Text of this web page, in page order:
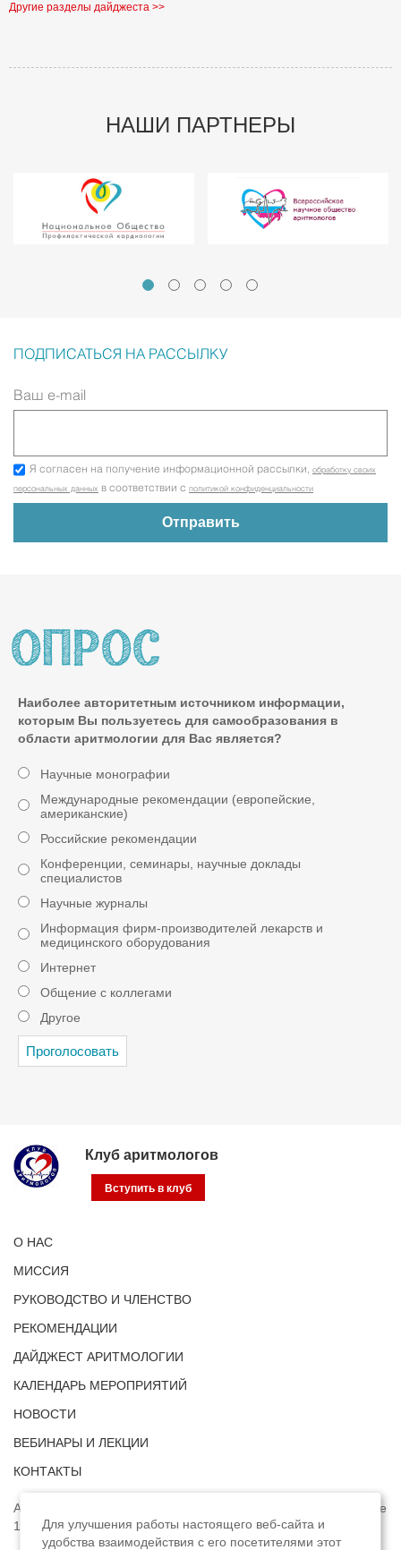
Другие разделы дайджеста >>
НАШИ ПАРТНЕРЫ
ПОДПИСАТЬСЯ НА РАССЫЛКУ
Ваш e-mail
Я согласен на получение информационной рассылки, обработку своих
персональных данных в соответствии с политикой конфиденциальности
Наиболее авторитетным источником информации,
которым Вы пользуетесь для самообразования в
области аритмологии для Вас является?
Научные монографии
Международные рекомендации (европейские,
американские)
Российские рекомендации
Конференции, семинары, научные доклады
специалистов
Научные журналы
Информация фирм-производителей лекарств и
медицинского оборудования
Интернет
Общение с коллегами
Другое
Клуб аритмологов
Вступить в клуб
О НАС
МИССИЯ
РУКОВОДСТВО И ЧЛЕНСТВО
РЕКОМЕНДАЦИИ
ДАЙДЖЕСТ АРИТМОЛОГИИ
КАЛЕНДАРЬ МЕРОПРИЯТИЙ
НОВОСТИ
ВЕБИНАРЫ И ЛЕКЦИИ
КОНТАКТЫ
Адрес: г. Москва, ул. Профсоюзная, д. 93А, этаж 4, помещение
1, комната 32.
Для улучшения работы настоящего веб-сайта и
удобства взаимодействия с его посетителями этот